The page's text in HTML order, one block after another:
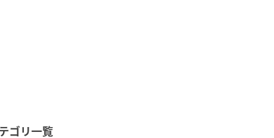
ゴリ一覧